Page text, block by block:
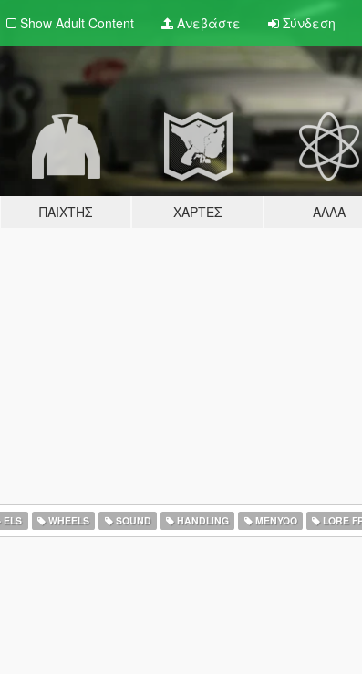
Show Adult Content Ανεβάστε Σύνδεση
ΠΑΊΧΤΗΣ ΧΆΡΤΕΣ ΆΛΛΑ
ELS WHEELS SOUND HANDLING MENYOO LORE